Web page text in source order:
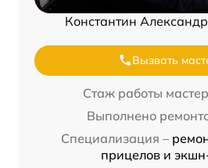
Константин
Вызвать
Стаж работы
Выполнено
Специализация –
прицелов и